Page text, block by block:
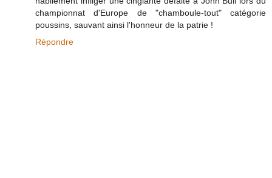
championnat d'Europe de "chamboule-tout" catégorie
poussins, sauvant ainsi l'honneur de la patrie !
Répondre